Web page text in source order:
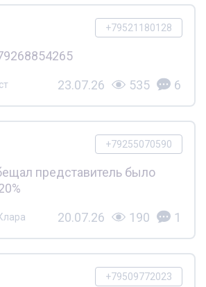
+79521180128
23.07.26 535 6
+79255070590
представитель было
20.07.26 190 1
+79509772023